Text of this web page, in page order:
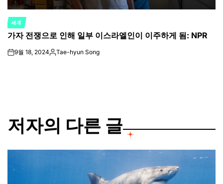
POSTED
IN
세계
가자 전쟁으로 인해 일부 이스라엘인이 이주하게 됨: NPR
on9월 18, 2024Posted
Tae-hyun Song
저자의 다른 글